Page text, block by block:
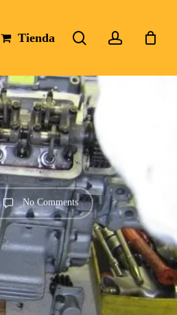
Tienda searchaccount
No Comments